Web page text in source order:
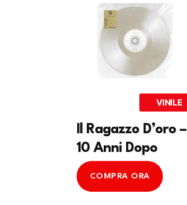
VINILE
Il Ragazzo D’oro –
10 Anni Dopo
COMPRA ORA